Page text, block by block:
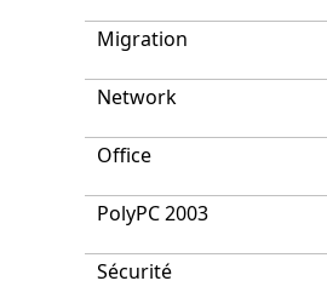
Migration
Network
Office
PolyPC 2003
Sécurité